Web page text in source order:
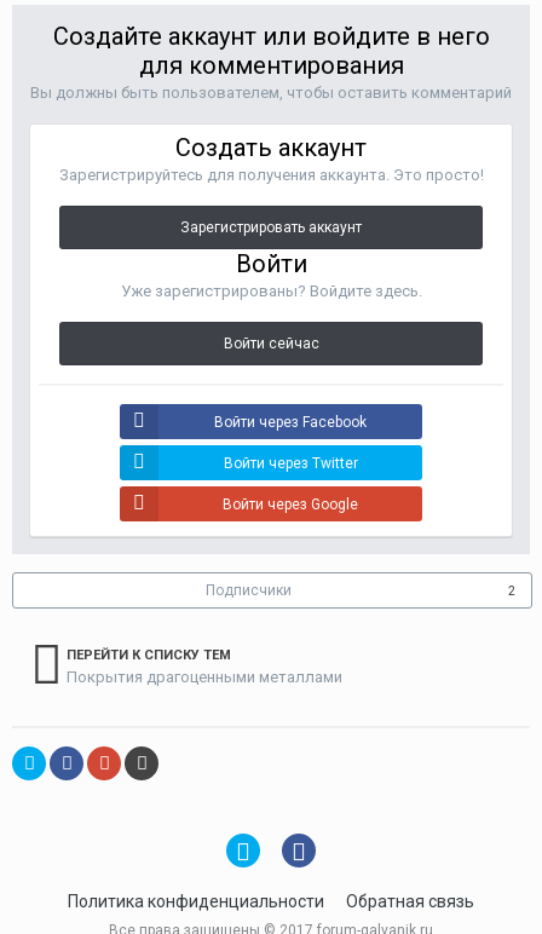
Создайте аккаунт или войдите в него
для комментирования
Вы должны быть пользователем, чтобы оставить комментарий
Создать аккаунт
Зарегистрируйтесь для получения аккаунта. Это просто!
Зарегистрировать аккаунт
Войти
Уже зарегистрированы? Войдите здесь.
Войти сейчас
Войти через Facebook
Войти через Twitter
Войти через Google
Подписчики 2
ПЕРЕЙТИ К СПИСКУ ТЕМ
Покрытия драгоценными металлами
Политика конфиденциальности Обратная связь
Все права защищены © 2017 forum-galvanik.ru